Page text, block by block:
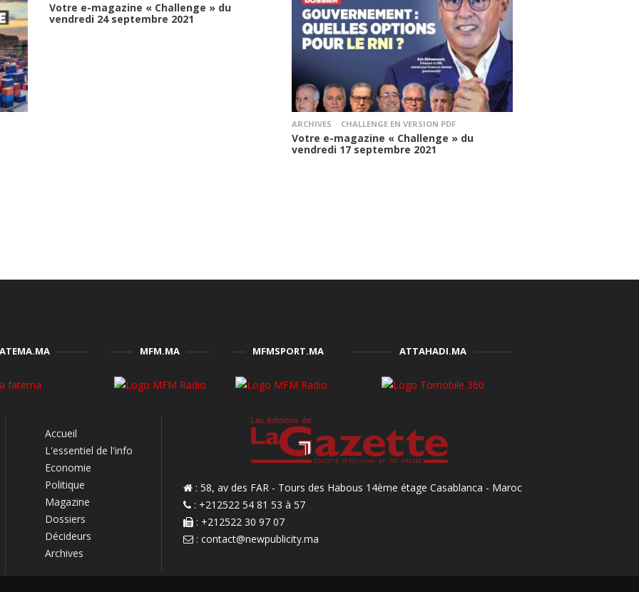
Votre e-magazine « Challenge » du
vendredi 24 septembre 2021
ARCHIVES CHALLENGE EN VERSION PDF
Votre e-magazine « Challenge » du
vendredi 17 septembre 2021
MFM.MA MFMSPORT.MA ATTAHADI.MA
Accueil
L'essentiel de l'info
Economie
Politique
Magazine
Dossiers
Décideurs
Archives
: 58, av des FAR - Tours des Habous 14ème étage Casablanca - Maroc
: +212522 54 81 53 à 57
: +212522 30 97 07
: contact@newpublicity.ma